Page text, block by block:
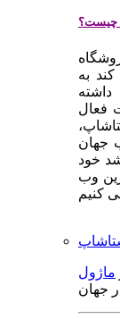
چیست؟
به
وب سایت فعال
جهان
خود
وب
ماژول
جهان